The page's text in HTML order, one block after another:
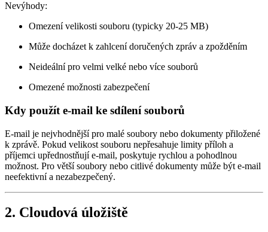
Nevýhody:
Omezení velikosti souboru (typicky 20-25 MB)
Může docházet k zahlcení doručených zpráv a zpožděním
Neideální pro velmi velké nebo více souborů
Omezené možnosti zabezpečení
Kdy použít e-mail ke sdílení souborů
E-mail je nejvhodnější pro malé soubory nebo dokumenty přiložené
k zprávě. Pokud velikost souboru nepřesahuje limity příloh a
příjemci upřednostňují e-mail, poskytuje rychlou a pohodlnou
možnost. Pro větší soubory nebo citlivé dokumenty může být e-mail
neefektivní a nezabezpečený.
2. Cloudová úložiště